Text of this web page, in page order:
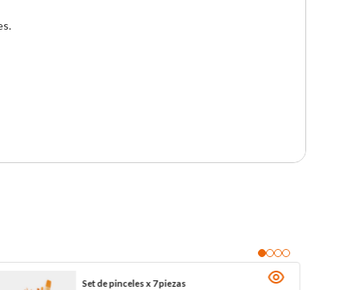
Set de pinceles x 7 piezas